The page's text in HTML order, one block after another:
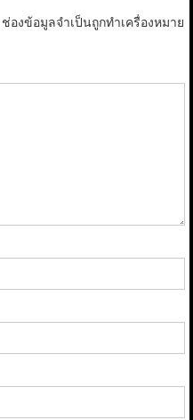
ช่องข้อมูลจำเป็นถูกทำเครื่องหมาย